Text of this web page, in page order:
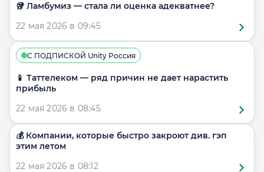
🥡 Ламбумиз — стала ли оценка адекватнее?
22 мая 2026 в 09:45
С ПОДПИСКОЙ Unity Россия
📱 Таттелеком — ряд причин не дает нарастить
прибыль
22 мая 2026 в 08:45
💰 Компании, которые быстро закроют див. гэп
этим летом
22 мая 2026 в 08:12